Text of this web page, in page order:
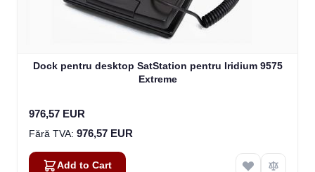
Dock pentru desktop SatStation pentru Iridium 9575
Extreme
976,57 EUR
976,57 EUR
Add to Cart